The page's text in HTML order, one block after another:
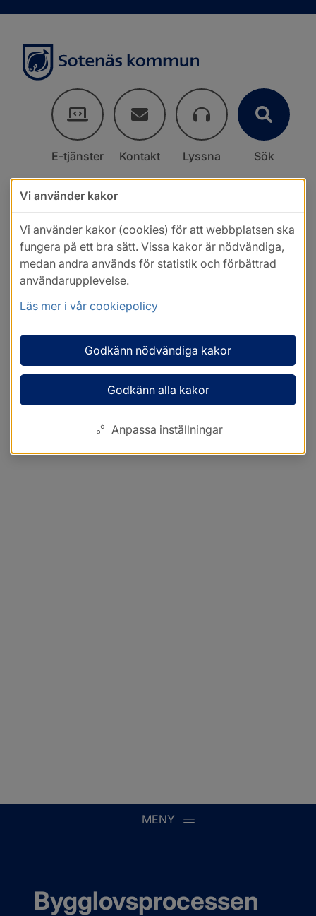
E-tjänster Kontakt Lyssna Sök
MENY
Bygglovsprocessen
Vi använder kakor
Vi använder kakor (cookies) för att webbplatsen ska
fungera på ett bra sätt. Vissa kakor är nödvändiga,
medan andra används för statistik och förbättrad
användarupplevelse.
Läs mer i vår cookiepolicy
Godkänn nödvändiga kakor
Godkänn alla kakor
Anpassa inställningar